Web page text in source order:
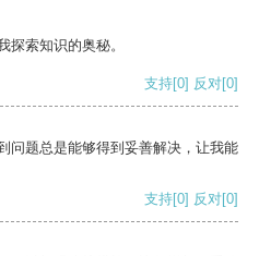
探索知识的奥秘。
支持[0] 反对[0]
问题总是能够得到妥善解决，让我能
支持[0] 反对[0]